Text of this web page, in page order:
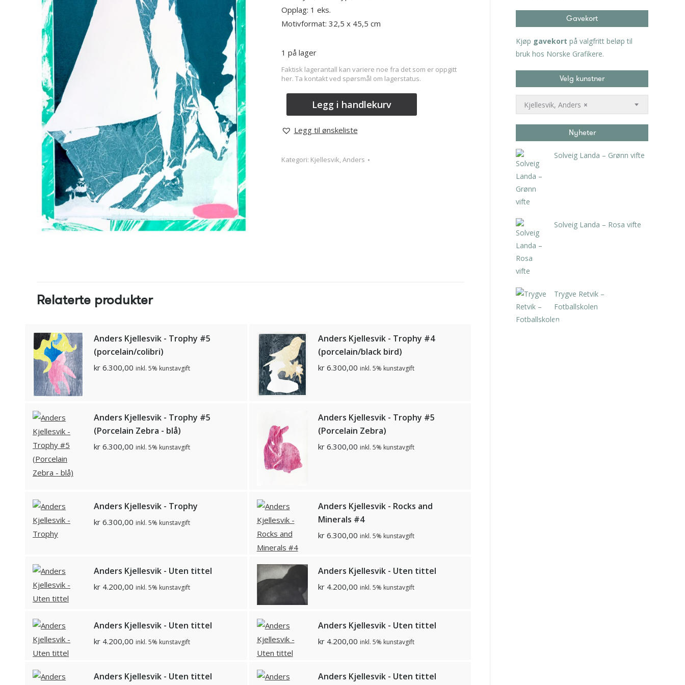
Opplag: 1 eks.
Motivformat: 32,5 x 45,5 cm
1 på lager
Faktisk lagerantall kan variere noe fra det som er oppgitt
her. Ta kontakt ved spørsmål om lagerstatus.
Legg i handlekurv
Legg til ønskeliste
Kategori: Kjellesvik, Anders
Relaterte produkter
Anders Kjellesvik - Trophy #5
(porcelain/colibri)
kr 6.300,00 inkl. 5% kunstavgift
Anders Kjellesvik - Trophy #4
(porcelain/black bird)
kr6.300,00 inkl. 5% kunstavgift
Anders Kjellesvik - Trophy #5
(Porcelain Zebra - blå)
kr 6.300,00 inkl. 5% kunstavgift
Anders Kjellesvik - Trophy #5
(Porcelain Zebra)
kr6.300,00 inkl. 5% kunstavgift
Anders Kjellesvik - Trophy
kr 6.300,00 inkl. 5% kunstavgift
Anders Kjellesvik - Rocks and
Minerals #4
kr6.300,00 inkl. 5% kunstavgift
Anders Kjellesvik - Uten tittel
kr 4.200,00 inkl. 5% kunstavgift
Anders Kjellesvik - Uten tittel
kr4.200,00 inkl. 5% kunstavgift
Anders Kjellesvik - Uten tittel
kr 4.200,00 inkl. 5% kunstavgift
Anders Kjellesvik - Uten tittel
kr4.200,00 inkl. 5% kunstavgift
Anders Kjellesvik - Uten tittel Anders Kjellesvik - Uten tittel
Gavekort
Kjøp gavekort på valgfritt beløp til
bruk hos Norske Grafikere.
Velg kunstner
×
Kjellesvik, Anders
Nyheter
Solveig Landa – Grønn vifte
Solveig Landa – Rosa vifte
Trygve Retvik –
Fotballskolen
kr